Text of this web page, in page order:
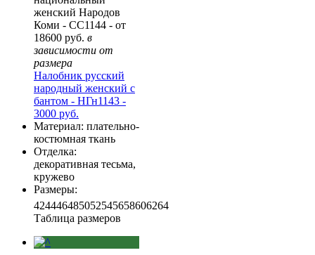
женский Народов
Коми - СС1144 - от
18600 руб. в
зависимости от
размера
Налобник русский
народный женский с
бантом - НГн1143 -
3000 руб.
Материал: плательно-
костюмная ткань
Отделка:
декоративная тесьма,
кружево
Размеры:
424446485052545658606264
Таблица размеров